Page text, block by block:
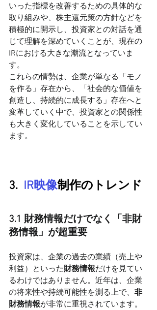
いった指標を改善するための具体的な
取り組みや、株主還元策の方針などを
積極的に開示し、投資家との対話を通
じて理解を深めていくことが、現在の
IRにおける大きな潮流となっていま
す。
これらの情勢は、企業が単なる「モノ
を作る」存在から、「社会的な価値を
創造し、持続的に成長する」存在へと
変革していく中で、投資家との関係性
も大きく変化していることを示してい
ます。
3.
  IR映像
制作のトレンド
3.1 財務情報だけでなく「非財
務情報」が超重要
投資家は、企業の過去の業績（売上や
利益）といった財務情報だけを見てい
るわけではありません。近年は、企業
の将来性や持続可能性を測る上で、 非
財務情報が非常に重視されています。